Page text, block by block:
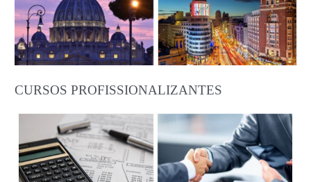
CURSOS PROFISSIONALIZANTES